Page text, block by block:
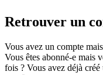
Retrouver un
Vous avez un compte
Vous êtes abonné-e mais
fois ? Vous avez déjà